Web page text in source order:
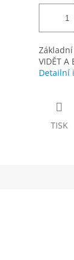
VIDĚT A
Detailní
TISK